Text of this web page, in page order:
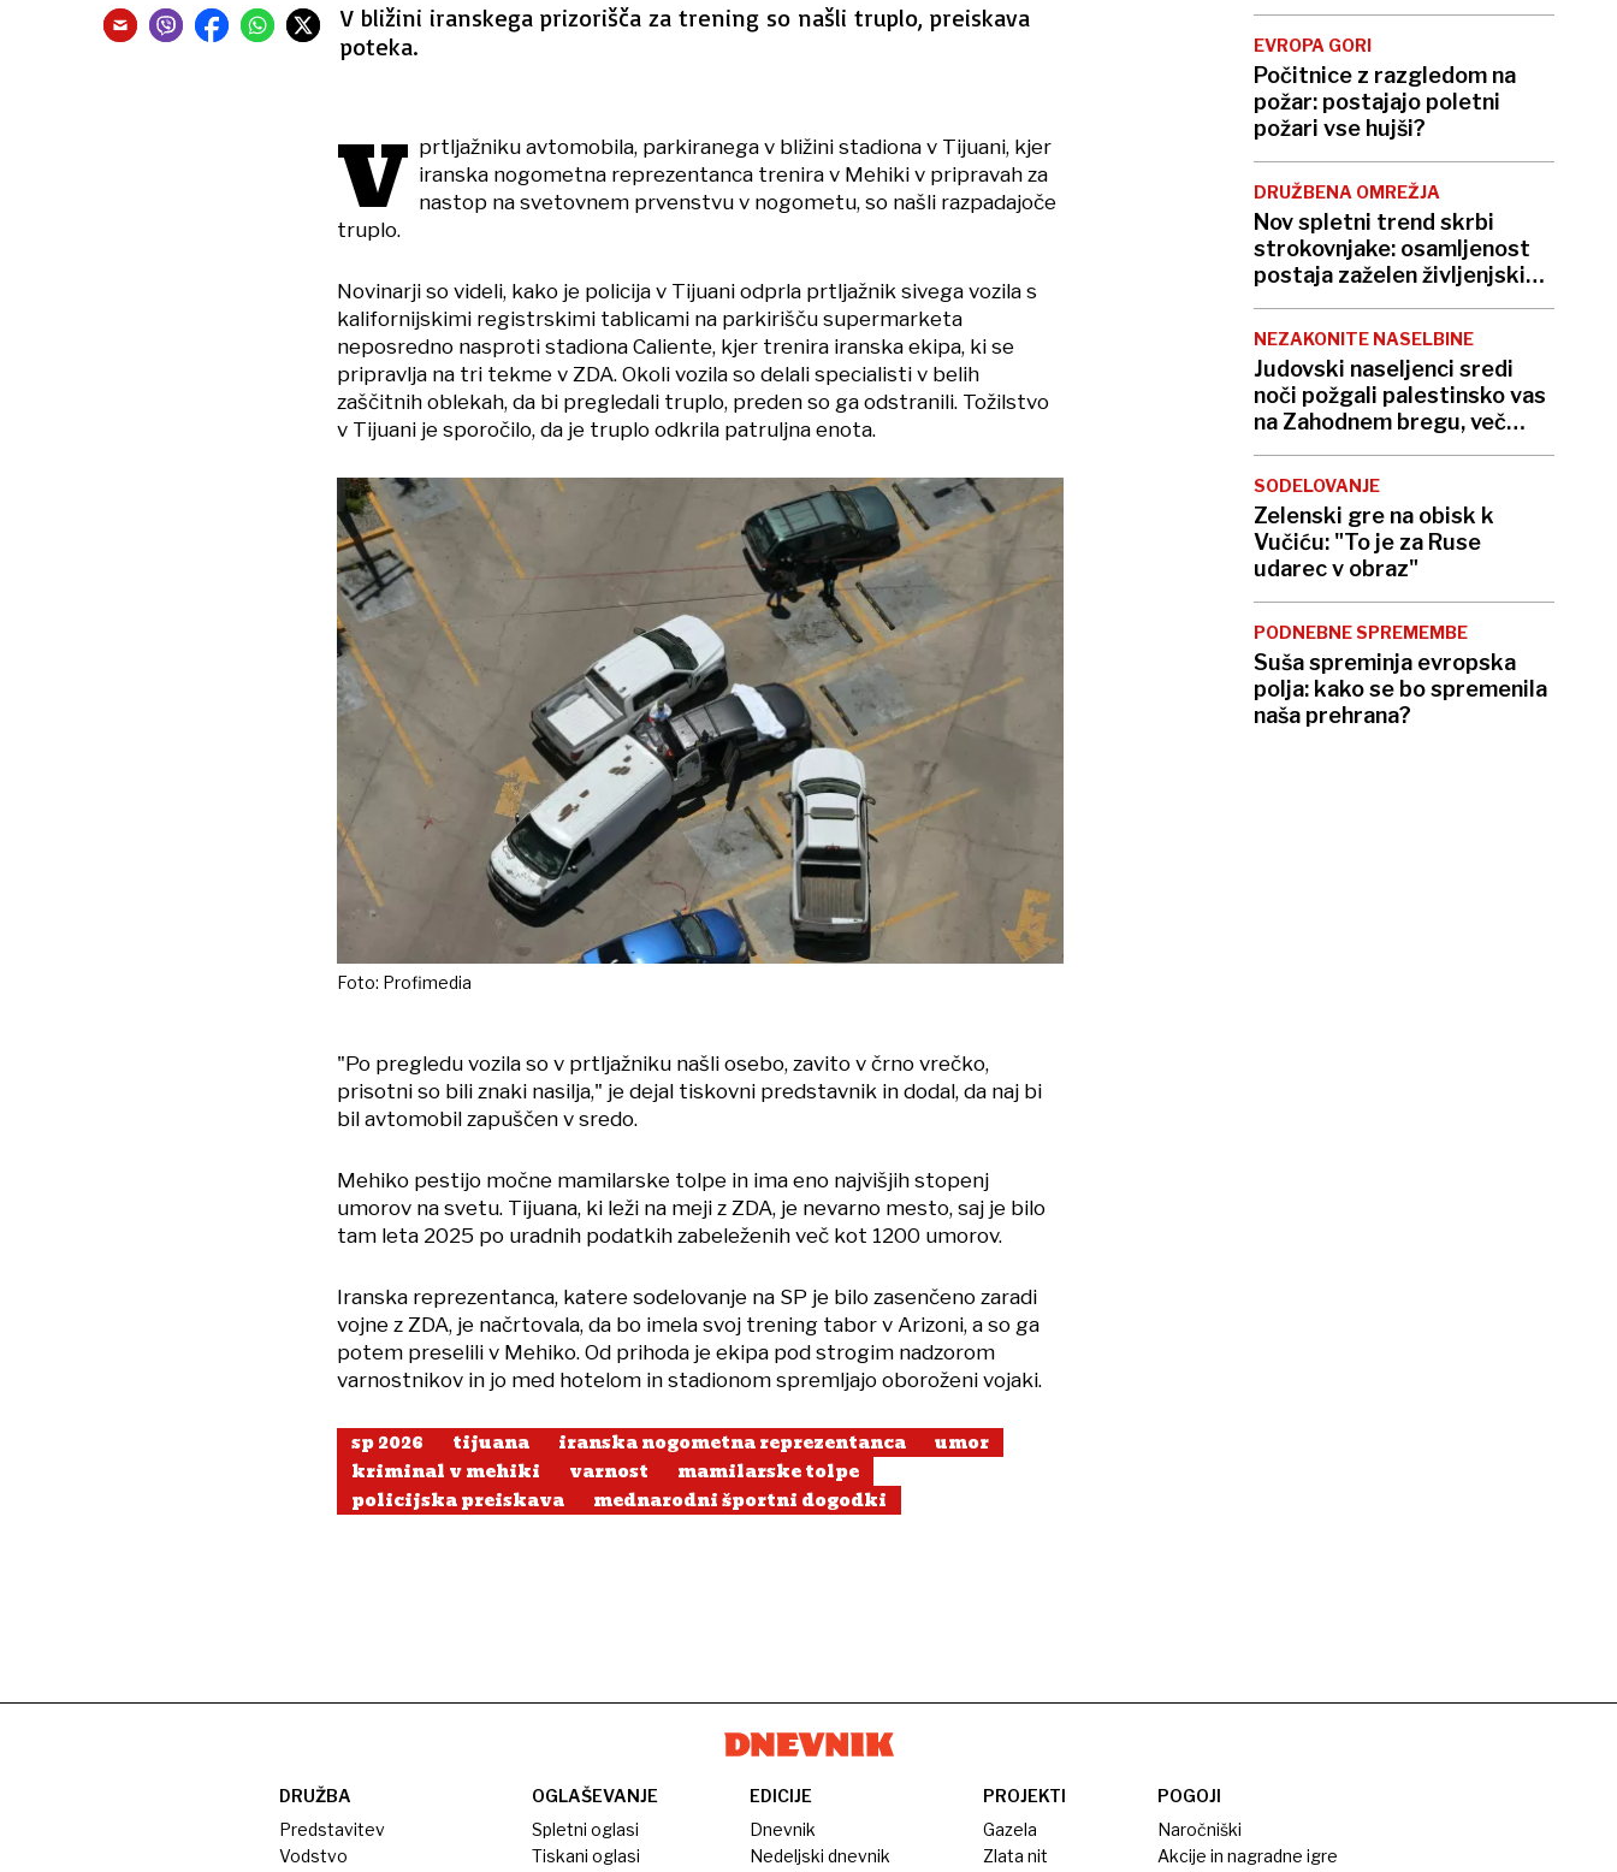
V bližini iranskega prizorišča za trening so našli truplo, preiskava
poteka.
V prtljažniku avtomobila, parkiranega v bližini stadiona v Tijuani, kjer
iranska nogometna reprezentanca trenira v Mehiki v pripravah za
nastop na svetovnem prvenstvu v nogometu, so našli razpadajoče
truplo.
Novinarji so videli, kako je policija v Tijuani odprla prtljažnik sivega vozila s
kalifornijskimi registrskimi tablicami na parkirišču supermarketa
neposredno nasproti stadiona Caliente, kjer trenira iranska ekipa, ki se
pripravlja na tri tekme v ZDA. Okoli vozila so delali specialisti v belih
zaščitnih oblekah, da bi pregledali truplo, preden so ga odstranili. Tožilstvo
v Tijuani je sporočilo, da je truplo odkrila patruljna enota.
Foto: Profimedia
"Po pregledu vozila so v prtljažniku našli osebo, zavito v črno vrečko,
prisotni so bili znaki nasilja," je dejal tiskovni predstavnik in dodal, da naj bi
bil avtomobil zapuščen v sredo.
Mehiko pestijo močne mamilarske tolpe in ima eno najvišjih stopenj
umorov na svetu. Tijuana, ki leži na meji z ZDA, je nevarno mesto, saj je bilo
tam leta 2025 po uradnih podatkih zabeleženih več kot 1200 umorov.
Iranska reprezentanca, katere sodelovanje na SP je bilo zasenčeno zaradi
vojne z ZDA, je načrtovala, da bo imela svoj trening tabor v Arizoni, a so ga
potem preselili v Mehiko. Od prihoda je ekipa pod strogim nadzorom
varnostnikov in jo med hotelom in stadionom spremljajo oboroženi vojaki.
sp 2026 tijuana iranska nogometna reprezentanca
umor
kriminal v mehiki
varnost
mamilarske tolpe
policijska preiskava
mednarodni športni dogodki
EVROPA GORI
Počitnice z razgledom na
požar: postajajo poletni
požari vse hujši?
DRUŽBENA OMREŽJA
Nov spletni trend skrbi
strokovnjake: osamljenost
postaja zaželen življenjski
slog
NEZAKONITE NASELBINE
Judovski naseljenci sredi
noči požgali palestinsko vas
na Zahodnem bregu, več
ranjenih
SODELOVANJE
Zelenski gre na obisk k
Vučiću: "To je za Ruse
udarec v obraz"
PODNEBNE SPREMEMBE
Suša spreminja evropska
polja: kako se bo spremenila
naša prehrana?
DRUŽBA
Predstavitev
Vodstvo
OGLAŠEVANJE
Spletni oglasi
Tiskani oglasi
EDICIJE
Dnevnik
Nedeljski dnevnik
PROJEKTI
Gazela
Zlata nit
POGOJI
Naročniški
Akcije in nagradne igre